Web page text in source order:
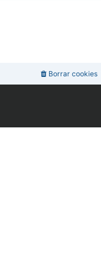
Borrar cookies